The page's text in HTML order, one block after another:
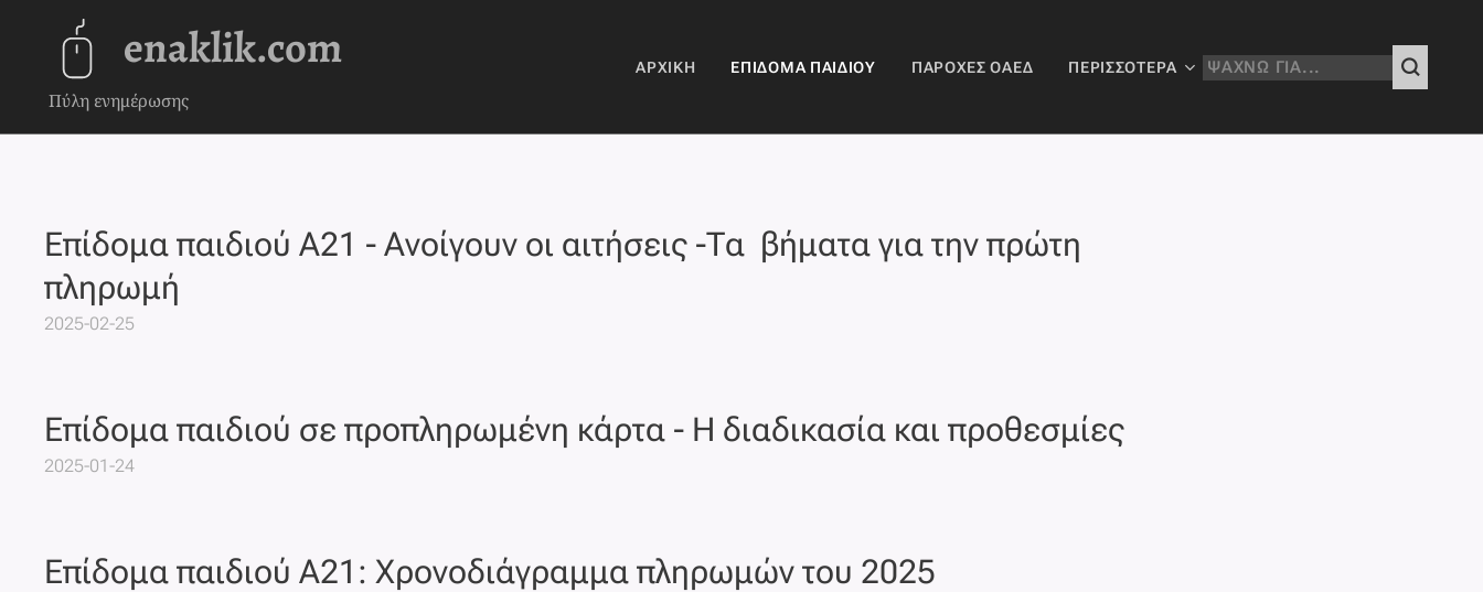
enaklik.com
Πύλη ενημέρωσης
ΑΡΧΙΚΉ ΕΠΊΔΟΜΑ ΠΑΙΔΙΟΎ ΠΑΡΟΧΈΣ ΟΑΕΔ ΠΕΡΙΣΣΌΤΕΡΑ
Eπίδομα παιδιού Α21 - Ανοίγουν οι αιτήσεις -Τα βήματα για την πρώτη
πληρωμή
2025-02-25
Επίδομα παιδιού σε προπληρωμένη κάρτα - Η διαδικασία και προθεσμίες
2025-01-24
Επίδομα παιδιού Α21: Χρονοδιάγραμμα πληρωμών του 2025